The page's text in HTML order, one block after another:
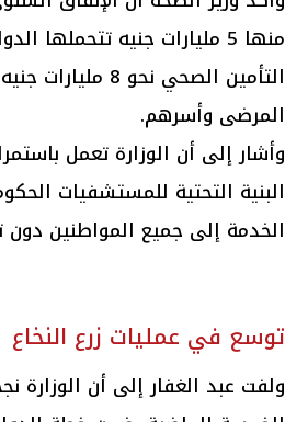
منها 5 مليارات جنيه
التأمين الصحي
المرضى وأسرهم.
وأشار إلى أن الوزارة تعمل
البنية التحتية للمستشفيات
الخدمة إلى جميع المواطنين دون
توسع في عمليات زرع النخاع